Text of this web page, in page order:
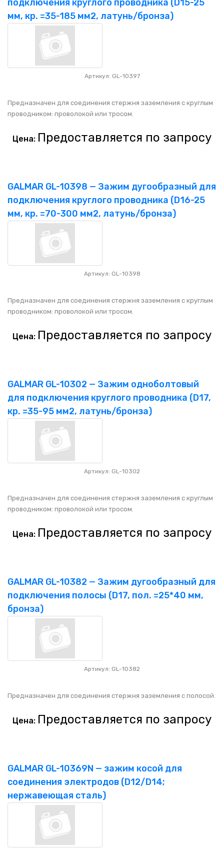
подключения круглого проводника (D15-25
мм, кр. =35-185 мм2, латунь/бронза)
Артикул: GL-10397
Предназначен для соединения стержня заземления с круглым
проводником: проволокой или тросом.
Цена: Предоставляется по запросу
GALMAR GL-10398 — Зажим дугообразный для
подключения круглого проводника (D16-25
мм, кр. =70-300 мм2, латунь/бронза)
Артикул: GL-10398
Предназначен для соединения стержня заземления с круглым
проводником: проволокой или тросом.
Цена: Предоставляется по запросу
GALMAR GL-10302 — Зажим одноболтовый
для подключения круглого проводника (D17,
кр. =35-95 мм2, латунь/бронза)
Артикул: GL-10302
Предназначен для соединения стержня заземления с круглым
проводником: проволокой или тросом.
Цена: Предоставляется по запросу
GALMAR GL-10382 — Зажим дугообразный для
подключения полосы (D17, пол. =25*40 мм,
бронза)
Артикул: GL-10382
Предназначен для соединения стержня заземления с полосой.
Цена: Предоставляется по запросу
GALMAR GL-10369N — зажим косой для
соединения электродов (D12/D14;
нержавеющая сталь)